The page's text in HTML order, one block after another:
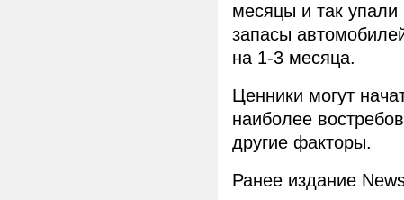
месяцы и так
запасы
на 1-3 месяца.
Ценники могут
наиболее
другие факторы.
Ранее издание